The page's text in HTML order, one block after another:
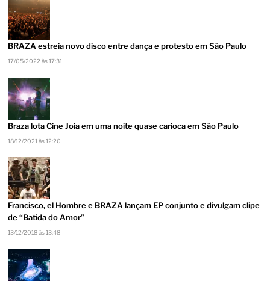
BRAZA estreia novo disco entre dança e protesto em São Paulo
17/05/2022 às 17:31
Braza lota Cine Joia em uma noite quase carioca em São Paulo
18/12/2021 às 12:20
Francisco, el Hombre e BRAZA lançam EP conjunto e divulgam clipe
de “Batida do Amor”
13/12/2018 às 13:48